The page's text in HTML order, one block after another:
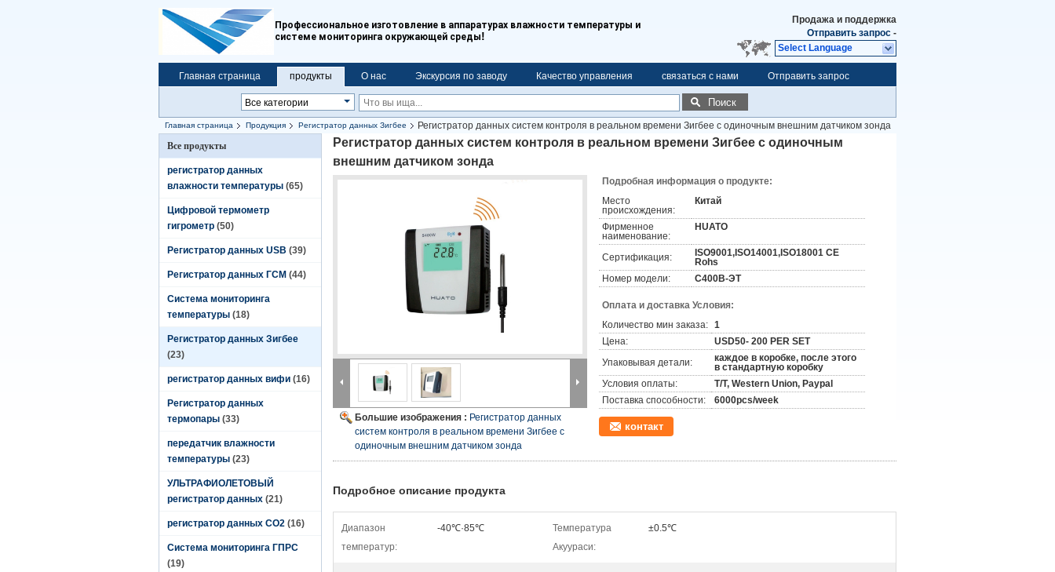
Профессиональное изготовление в аппаратурах влажности температуры и
системе мониторинга окружающей среды!
Продажа и поддержка
Отправить запрос -
Select Language
Главная страница продукты О нас Экскурсия по заводу Качество управления связаться с нами Отправить запрос
Поиск
Главная страница Продукция Регистратор данных Зигбее
Регистратор данных систем контроля в реальном времени Зигбее с одиночным внешним датчиком зонда
Все продукты
регистратор данных
влажности температуры (65)
Цифровой термометр
гигрометр (50)
Регистратор данных USB (39)
Регистратор данных ГСМ (44)
Система мониторинга
температуры (18)
Регистратор данных Зигбее
(23)
регистратор данных вифи (16)
Регистратор данных
термопары (33)
передатчик влажности
температуры (23)
УЛЬТРАФИОЛЕТОВЫЙ
регистратор данных (21)
регистратор данных СО2 (16)
Система мониторинга ГПРС
(19)
Регистратор данных систем контроля в реальном времени Зигбее с одиночным
внешним датчиком зонда
Большие изображения : Регистратор данных
систем контроля в реальном времени Зигбее с
одиночным внешним датчиком зонда
Подробная информация о продукте:
Место
происхождения:
Китай
Фирменное
наименование:
HUATO
Сертификация:
ISO9001,ISO14001,ISO18001 CE
Rohs
Номер модели:
С400В-ЭТ
Оплата и доставка Условия:
Количество мин заказа: 1
Цена:
USD50- 200 PER SET
Упаковывая детали:
каждое в коробке, после этого
в стандартную коробку
Условия оплаты:
T/T, Western Union, Paypal
Поставка способности:
6000pcs/week
контакт
Подробное описание продукта
Диапазон
температур:
-40℃·85℃
Температура
Акуураси:
±0.5℃